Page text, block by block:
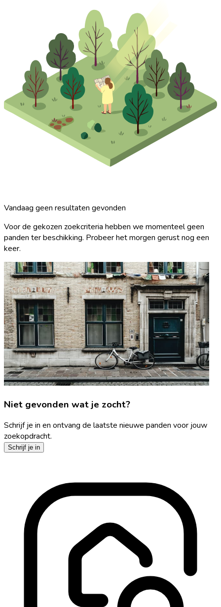
Vandaag geen resultaten gevonden
Voor de gekozen zoekcriteria hebben we momenteel geen
panden ter beschikking. Probeer het morgen gerust nog een
keer.
Niet gevonden wat je zocht?
Schrijf je in en ontvang de laatste nieuwe panden voor jouw
zoekopdracht.
Schrijf je in